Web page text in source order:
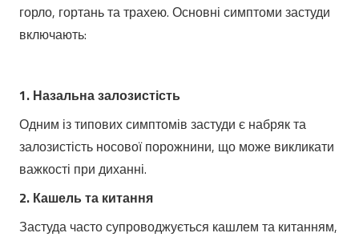
горло, гортань та трахею. Основні симптоми застуди
включають:
1. Назальна залозистість
Одним із типових симптомів застуди є набряк та
залозистість носової порожнини, що може викликати
важкості при диханні.
2. Кашель та китання
Застуда часто супроводжується кашлем та китанням,